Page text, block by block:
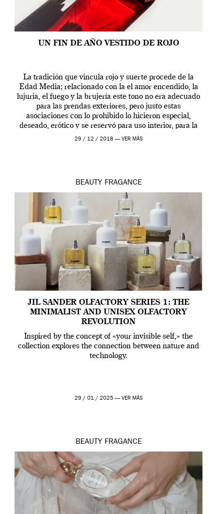
UN FIN DE AÑO VESTIDO DE ROJO
La tradición que vincula rojo y suerte procede de la
Edad Media; relacionado con la el amor encendido, la
lujuria, el fuego y la brujería este tono no era adecuado
para las prendas exteriores, pero justo estas
asociaciones con lo prohibido lo hicieron especial,
deseado, erótico y se reservó para uso interior, para la
ropa […]
29 / 12 / 2018 — VER MÁS
BEAUTY FRAGANCE
JIL SANDER OLFACTORY SERIES 1: THE
MINIMALIST AND UNISEX OLFACTORY
REVOLUTION
Inspired by the concept of «your invisible self,» the
collection explores the connection between nature and
technology.
29 / 01 / 2025 — VER MÁS
BEAUTY FRAGANCE